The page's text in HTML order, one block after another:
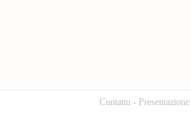
Cuntattu - Presentazione